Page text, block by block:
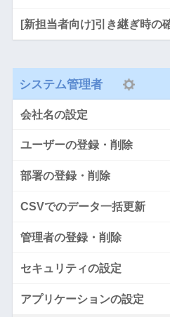
[新担当者向け]引き継ぎ時の
システム管理者
会社名の設定
ユーザーの登録・削除
部署の登録・削除
CSVでのデータ一括更新
管理者の登録・削除
セキュリティの設定
アプリケーションの設定